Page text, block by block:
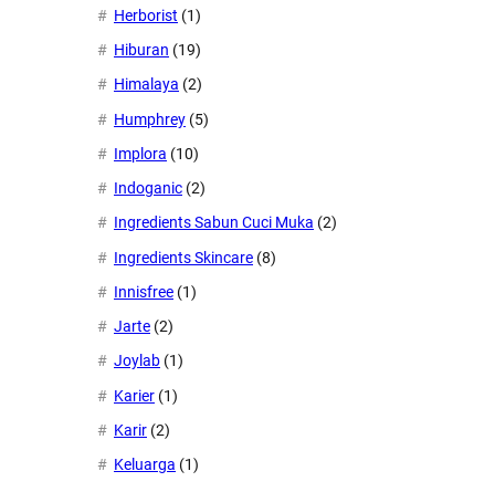
Herborist (1)
Hiburan (19)
Himalaya (2)
Humphrey (5)
Implora (10)
Indoganic (2)
Ingredients Sabun Cuci Muka (2)
Ingredients Skincare (8)
Innisfree (1)
Jarte (2)
Joylab (1)
Karier (1)
Karir (2)
Keluarga (1)